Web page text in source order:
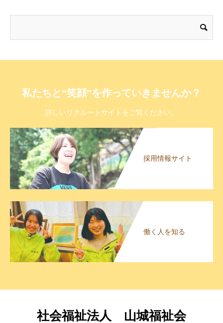
私たちと“笑顔”を作っていきませんか？
詳しいリクルートサイトをご覧ください。
採用情報サイト
働く人を知る
社会福祉法人 山城福祉会